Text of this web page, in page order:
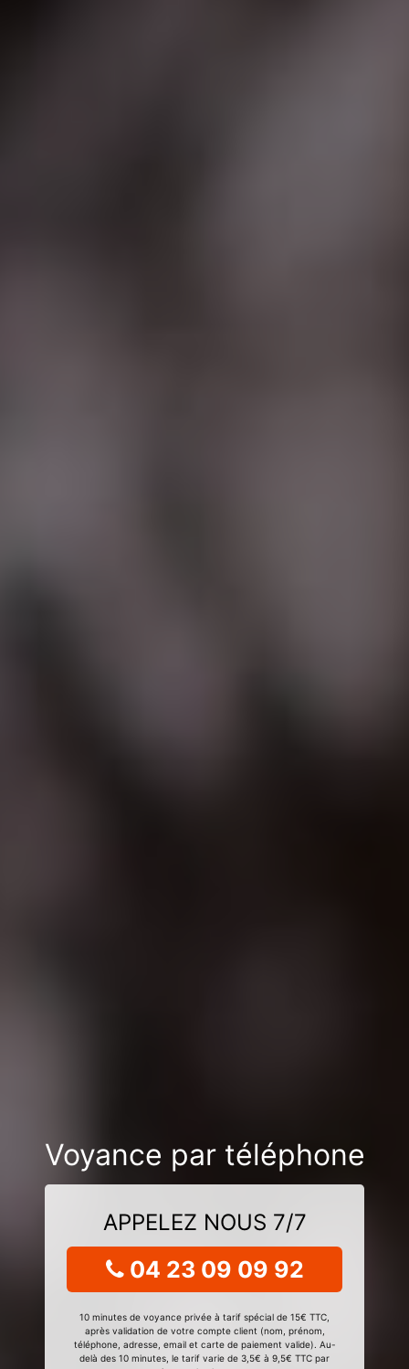
Voyance par téléphone
APPELEZ NOUS 7/7
04 23 09 09 92
10 minutes de voyance privée à tarif spécial de 15€ TTC,
après validation de votre compte client (nom, prénom,
téléphone, adresse, email et carte de paiement valide). Au-
delà des 10 minutes, le tarif varie de 3,5€ à 9,5€ TTC par